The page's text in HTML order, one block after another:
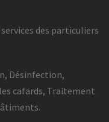
des particuliers
Désinfection,
cafards, Traitement